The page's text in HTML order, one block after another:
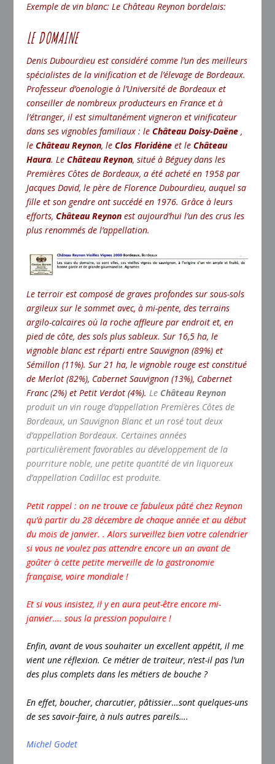
Exemple de vin blanc: Le Château Reynon bordelais:
LE DOMAINE
Denis Dubourdieu est considéré comme l’un des meilleurs
spécialistes de la vinification et de l’élevage de Bordeaux.
Professeur d’oenologie à l’Université de Bordeaux et
conseiller de nombreux producteurs en France et à
l’étranger, il est simultanément vigneron et vinificateur
dans ses vignobles familiaux : le Château Doisy-Daëne,
le Château Reynon, le Clos Floridèneet le Château
Haura. Le Château Reynon, situé à Béguey dans les
Premières Côtes de Bordeaux, a été acheté en 1958 par
Jacques David, le père de Florence Dubourdieu, auquel sa
fille et son gendre ont succédé en 1976. Grâce à leurs
efforts, Château Reynonest aujourd’hui l’un des crus les
plus renommés de l’appellation.
Le terroir est composé de graves profondes sur sous-sols
argileux sur le sommet avec, à mi-pente, des terrains
argilo-calcaires où la roche affleure par endroit et, en
pied de côte, des sols plus sableux. Sur 16,5 ha, le
vignoble blanc est réparti entre Sauvignon (89%) et
Sémillon (11%). Sur 21 ha, le vignoble rouge est constitué
de Merlot (82%), Cabernet Sauvignon (13%), Cabernet
Franc (2%) et Petit Verdot (4%). Le Château Reynon
produit un vin rouge d’appellation Premières Côtes de
Bordeaux, un Sauvignon Blanc et un rosé tout deux
d’appellation Bordeaux. Certaines années
particulièrement favorables au développement de la
pourriture noble, une petite quantité de vin liquoreux
d’appellation Cadillac est produite.
Petit rappel : on ne trouve ce fabuleux pâté chez Reynon
qu’à partir du 28 décembre de chaque année et au début
du mois de janvier. . Alors surveillez bien votre calendrier
si vous ne voulez pas attendre encore un an avant de
goûter à cette petite merveille de la gastronomie
française, voire mondiale !
Et si vous insistez, il y en aura peut-être encore mi-
janvier…. sous la pression populaire !
Enfin, avant de vous souhaiter un excellent appétit, il me
vient une réflexion. Ce métier de traiteur, n’est-il pas l’un
des plus complets dans les métiers de bouche ?
En effet, boucher, charcutier, pâtissier…sont quelques-uns
de ses savoir-faire, à nuls autres pareils….
Michel Godet